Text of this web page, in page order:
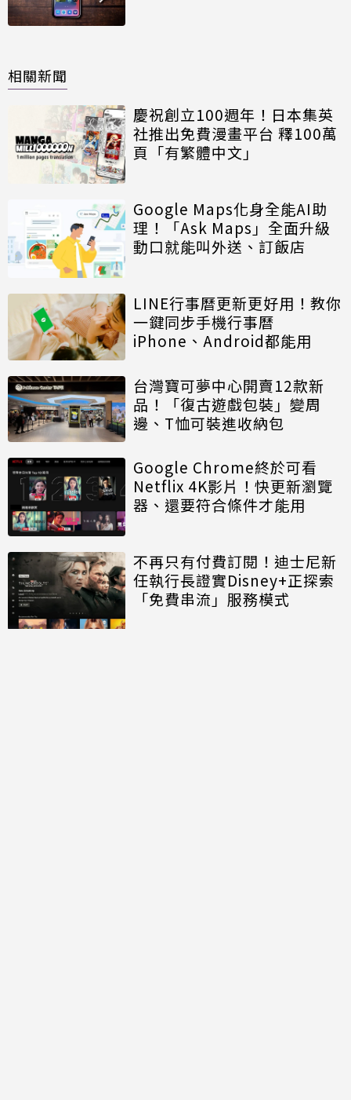
相關新聞
慶祝創立100週年！日本集英
社推出免費漫畫平台 釋100萬
頁「有繁體中文」
Google Maps化身全能AI助
理！「Ask Maps」全面升級
動口就能叫外送、訂飯店
LINE行事曆更新更好用！教你
一鍵同步手機行事曆
iPhone、Android都能用
台灣寶可夢中心開賣12款新
品！「復古遊戲包裝」變周
邊、T恤可裝進收納包
Google Chrome終於可看
Netflix 4K影片！快更新瀏覽
器、還要符合條件才能用
不再只有付費訂閱！迪士尼新
任執行長證實Disney+正探索
「免費串流」服務模式